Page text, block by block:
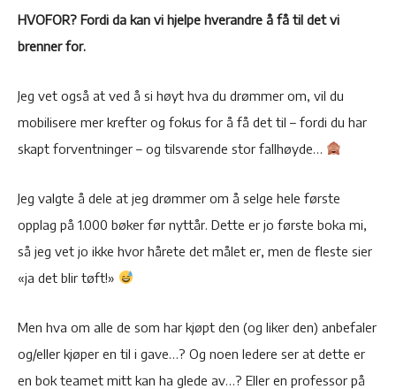
HVOFOR? Fordi da kan vi hjelpe hverandre å få til det vi
brenner for.
Jeg vet også at ved å si høyt hva du drømmer om, vil du
mobilisere mer krefter og fokus for å få det til – fordi du har
skapt forventninger – og tilsvarende stor fallhøyde…
Jeg valgte å dele at jeg drømmer om å selge hele første
opplag på 1.000 bøker før nyttår. Dette er jo første boka mi,
så jeg vet jo ikke hvor hårete det målet er, men de fleste sier
«ja det blir tøft!»
Men hva om alle de som har kjøpt den (og liker den) anbefaler
og/eller kjøper en til i gave…? Og noen ledere ser at dette er
en bok teamet mitt kan ha glede av…? Eller en professor på